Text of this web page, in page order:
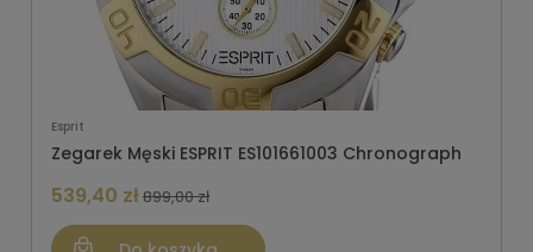
Esprit
Zegarek Męski ESPRIT ES101661003 Chronograph
539,40 zł899,00 zł